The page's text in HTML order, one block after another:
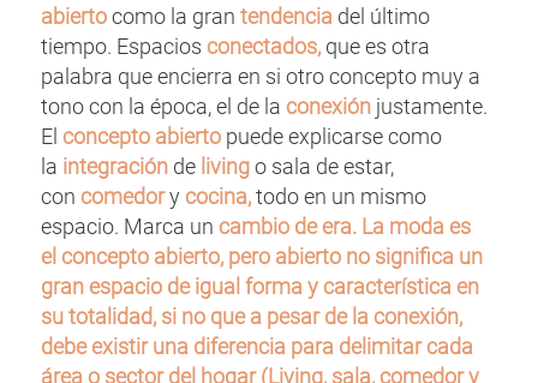
abiertocomo la gran tendencia del último
tiempo. Espacios conectados,que es otra
palabra que encierra en si otro concepto muy a
tono con la época, el de la conexiónjustamente.
El concepto abiertopuede explicarse como
la integraciónde livingo sala de estar,
con comedory cocina,todo en un mismo
espacio. Marca un cambio de era. La moda es
el concepto abierto, pero abierto no significa un
gran espacio de igual forma y característica en
su totalidad, si no que a pesar de la conexión,
debe existir una diferencia para delimitar cada
área o sector del hogar (Living, sala, comedor y